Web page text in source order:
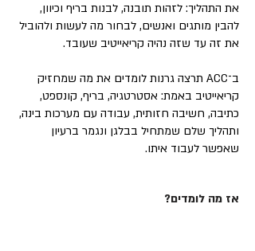
את התהליך: לזהות תובנה, לבנות בריף וכיוון,
להבין מותגים ואנשים, לבחור מה לעשות ולהוביל
את זה עד שזה נהיה קריאייטיב שעובד.
ב־ACC תרצה גרנות לומדים את מה שמחזיק
קריאייטיב באמת: אסטרטגיה, בריף, קונספט,
כתיבה, חשיבה חזותית, עבודה עם מערכות בינה,
ותהליך שלם שמתחיל בבלגן ונגמר ברעיון
שאפשר לעבוד איתו.
אז מה לומדים?